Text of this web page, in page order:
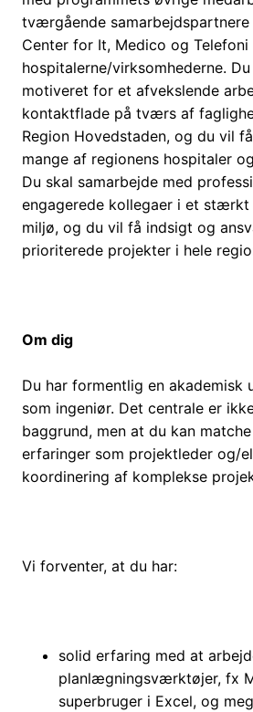
tværgående samarbejdspartnere
Center for It, Medico og Telefoni
hospitalerne/virksomhederne.
motiveret for et afvekslende
kontaktflade på tværs af
Region Hovedstaden, og du vil
mange af regionens hospitaler
Du skal samarbejde med
engagerede kollegaer i et
miljø, og du vil få indsigt og
prioriterede projekter i hele
Om dig
Du har formentlig en akademisk
som ingeniør. Det centrale er
baggrund, men at du kan
erfaringer som projektleder og/
koordinering af komplekse
Vi forventer, at du har:
solid erfaring med at
planlægningsværktøjer, fx
superbruger i Excel, og